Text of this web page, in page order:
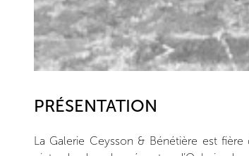
PRÉSENTATION
La Galerie Ceysson & Bénétière est